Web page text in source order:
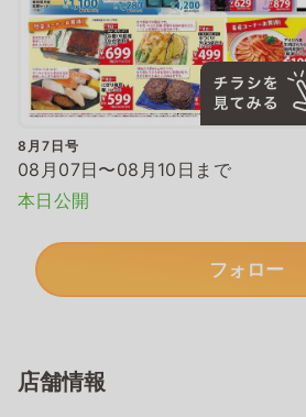
8月7日号
08月07日〜08月10日まで
本日公開
フォロー
店舗情報